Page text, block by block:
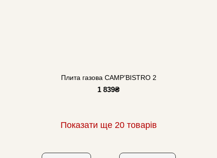
Плита газова CAMP’BISTRO 2
1 839₴
Показати ще 20 товарів